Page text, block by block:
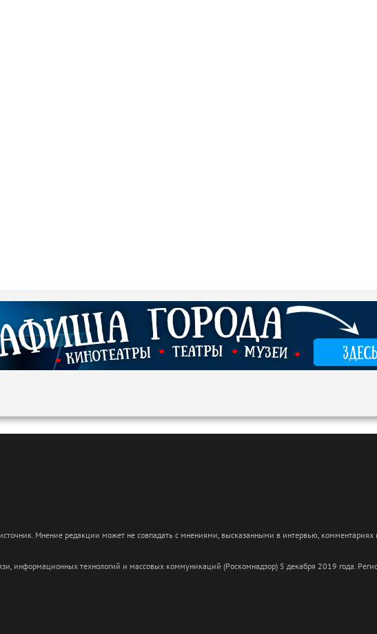
Мнение редакции может не совпадать с мнениями, высказанными в интервью,
информационных технологий и массовых коммуникаций (Роскомнадзор) 5 декабря 2019 года.